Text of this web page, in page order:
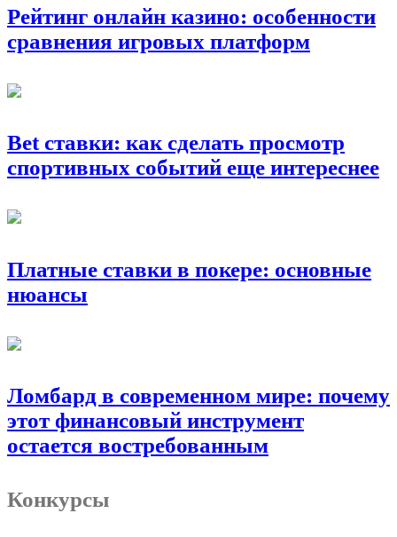
Рейтинг онлайн казино: особенности
сравнения игровых платформ
Bet ставки: как сделать просмотр
спортивных событий еще интереснее
Платные ставки в покере: основные
нюансы
Ломбард в современном мире: почему
этот финансовый инструмент
остается востребованным
Конкурсы